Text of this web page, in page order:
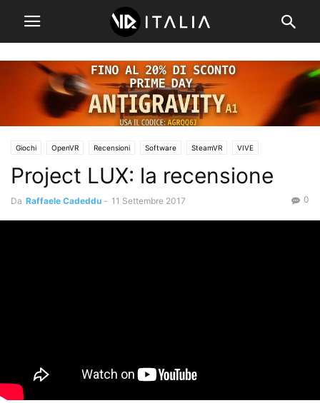
Giochi OpenVR Recensioni Software SteamVR VIVE
Project LUX: la recensione
Da Raffaele Cadeddu - 11 Settembre 2017 0